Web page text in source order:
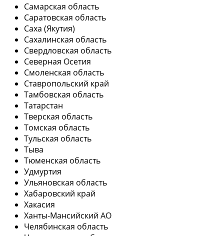
Самарская область
Саратовская область
Саха (Якутия)
Сахалинская область
Свердловская область
Северная Осетия
Смоленская область
Ставропольский край
Тамбовская область
Татарстан
Тверская область
Томская область
Тульская область
Тыва
Тюменская область
Удмуртия
Ульяновская область
Хабаровский край
Хакасия
Ханты-Мансийский АО
Челябинская область